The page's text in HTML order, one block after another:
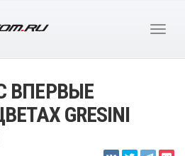
ВПЕРВЫЕ
GRESINI